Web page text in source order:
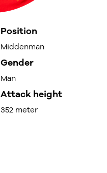
Position
Middenman
Gender
Man
Attack height
352 meter